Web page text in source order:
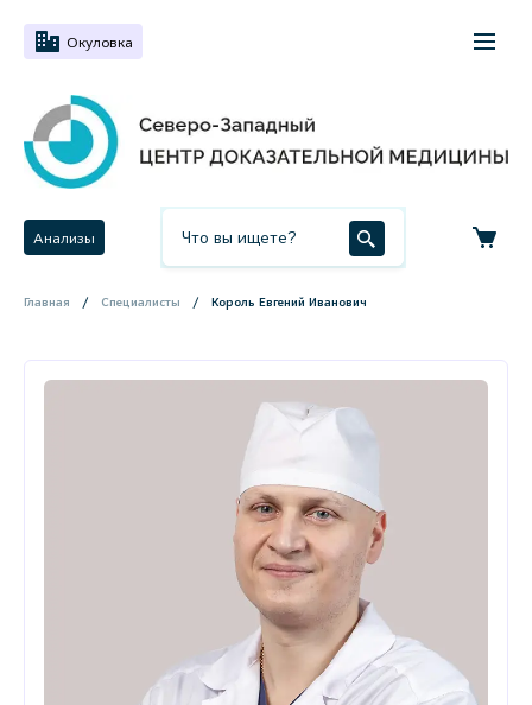
Окуловка
Анализы
Главная Специалисты Король Евгений Иванович